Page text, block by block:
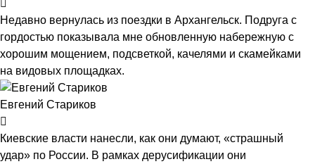
Недавно вернулась из поездки в Архангельск. Подруга с
гордостью показывала мне обновленную набережную с
хорошим мощением, подсветкой, качелями и скамейками
на видовых площадках.
Евгений Стариков
Киевские власти нанесли, как они думают, «страшный
удар» по России. В рамках дерусификации они